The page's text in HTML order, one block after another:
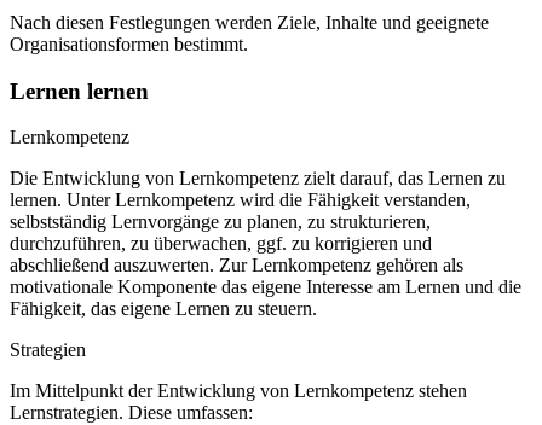
Nach diesen Festlegungen werden Ziele, Inhalte und geeignete
Organisationsformen bestimmt.
Lernen lernen
Lernkompetenz
Die Entwicklung von Lernkompetenz zielt darauf, das Lernen zu
lernen. Unter Lernkompetenz wird die Fähigkeit verstanden,
selbstständig Lernvorgänge zu planen, zu strukturieren,
durchzuführen, zu überwachen, ggf. zu korrigieren und
abschließend auszuwerten. Zur Lernkompetenz gehören als
motivationale Komponente das eigene Interesse am Lernen und die
Fähigkeit, das eigene Lernen zu steuern.
Strategien
Im Mittelpunkt der Entwicklung von Lernkompetenz stehen
Lernstrategien. Diese umfassen: